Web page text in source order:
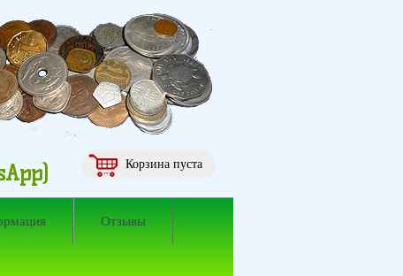
Корзина пуста
Отзывы